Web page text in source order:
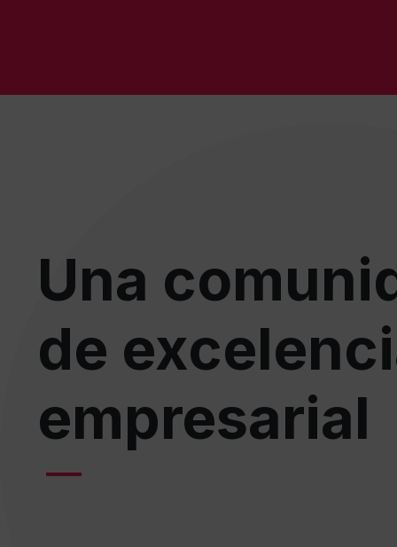
Una
de
empresarial